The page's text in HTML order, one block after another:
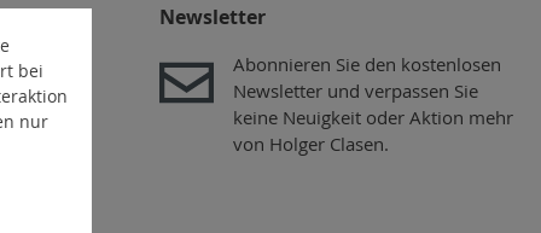
Newsletter
Abonnieren Sie den kostenlosen
Newsletter und verpassen Sie
keine Neuigkeit oder Aktion mehr
von Holger Clasen.
bei
nur